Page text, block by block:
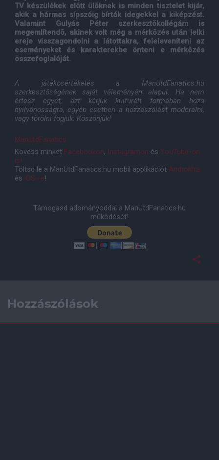
TV készülékek elõtt ülõknek is minden tisztelet kijár,
akik a hármas sípszóig bírták idegekkel a kiképzést.
Valamint Gulyás Péter szerkesztõkollégám is
megemlítendõ, akinek volt még a mérkõzés után lelki
ereje visszagondolni a látottakra, feleleveníteni az
eseményeket és karakterekbe önteni e mérkõzés
összefoglalóját.
A játékosértékelés a ManUtdFanatics.hu
szerkesztõségének saját véleményén alapul. Ha nem
értesz egyet, azt kérjük kulturált formában hozd
nyilvánosságra, egyéb esetben a hozzászólást moderálni,
vagy törölni fogjuk. Köszönjük!
ManUtdFanatics
Kövess minket Facebookon, Instagramon és YouTube-on
is!
Töltsd le a ManUtdFanatics.hu mobil applikációt Androidra
és iOS-re!
Támogasd adományoddal a ManUtdFanatics.hu
működését!
Hozzászólások